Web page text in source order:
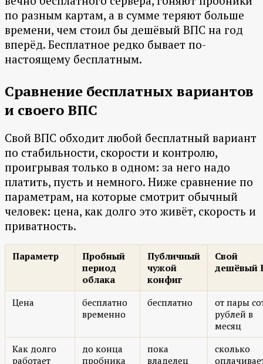
по разным картам, а в сумме теряют больше
времени, чем стоил бы дешёвый ВПС на год
вперёд. Бесплатное редко бывает по-
настоящему бесплатным.
Сравнение бесплатных вариантов
и своего ВПС
Свой ВПС обходит любой бесплатный вариант
по стабильности, скорости и контролю,
проигрывая только в одном: за него надо
платить, пусть и немного. Ниже сравнение по
параметрам, на которые смотрит обычный
человек: цена, как долго это живёт, скорость и
приватность.
Параметр
Пробный
период
облака
Публичный
чужой
конфиг
Свой
дешёвый
Цена
бесплатно
временно
бесплатно
от пары
рублей в
месяц
Как долго
работает
до конца
пробника
пока
владелец
сколько